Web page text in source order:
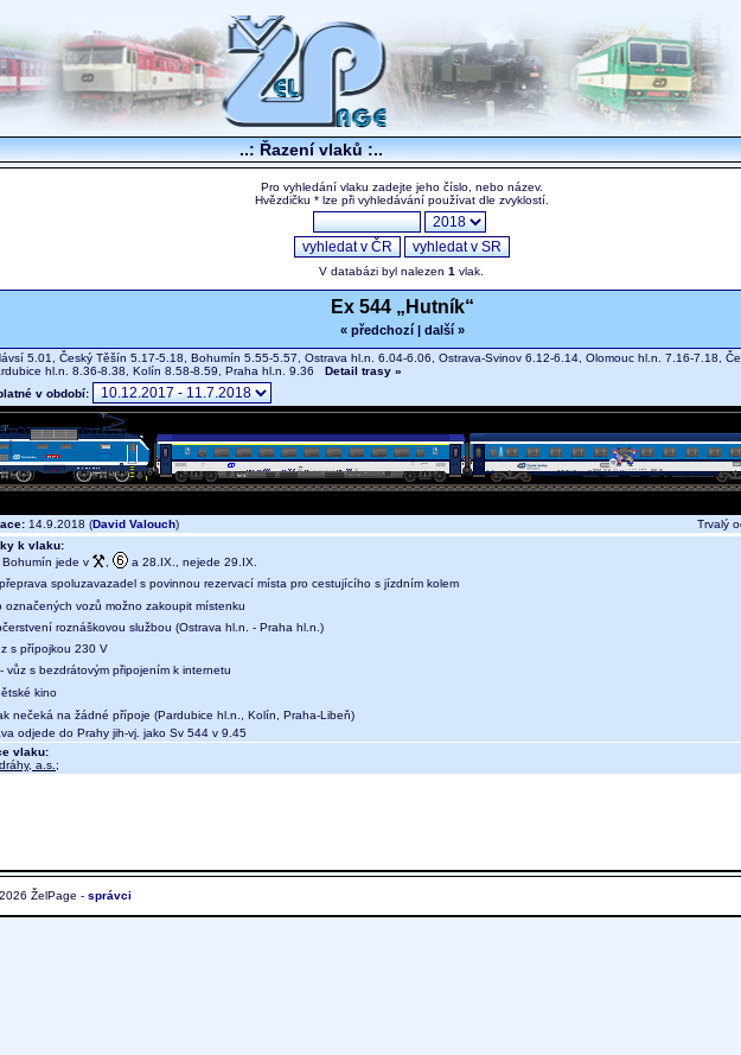
..: Řazení vlaků :..
Pro vyhledání vlaku zadejte jeho číslo, nebo název.
Hvězdičku * lze při vyhledávání používat dle zvyklostí.
V databázi byl nalezen 1 vlak.
Ex 544 „Hutník“
« předchozí| další »
5.01, Český Těšín 5.17-5.18, Bohumín 5.55-5.57, Ostrava hl.n. 6.04-6.06, Ostrava-Svinov 6.12-6.14, Olomouc hl.n. 7.16-7.18,
hl.n. 8.36-8.38, Kolín 8.58-8.59, Praha hl.n. 9.36 Detail trasy »
v období:
14.9.2018 (David Valouch) Trvalý
k vlaku:
Bohumín jede v
a 28.IX., nejede 29.IX.
spoluzavazadel s povinnou rezervací místa pro cestujícího s jízdním kolem
označených vozů možno zakoupit místenku
roznáškovou službou (Ostrava hl.n. - Praha hl.n.)
s přípojkou 230 V
- vůz s bezdrátovým připojením k internetu
kino
nečeká na žádné přípoje (Pardubice hl.n., Kolín, Praha-Libeň)
odjede do Prahy jih-vj. jako Sv 544 v 9.45
vlaku:
a.s. ;
ŽelPage - správci